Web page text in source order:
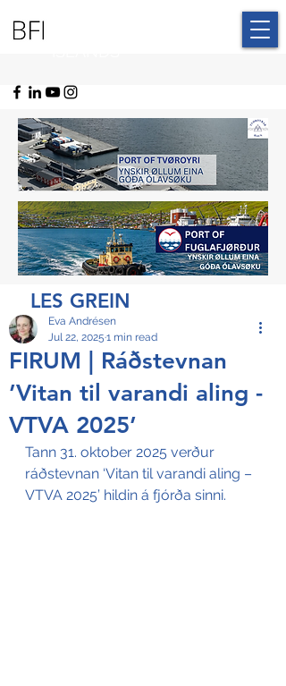
LES GREIN
FIRUM | Ráðstevnan
’Vitan til varandi aling -
VTVA 2025’
Eva Andrésen
Jul 22, 2025 1 min read
Tann 31. oktober 2025 verður
ráðstevnan ‘Vitan til varandi aling –
VTVA 2025’ hildin á fjórða sinni.